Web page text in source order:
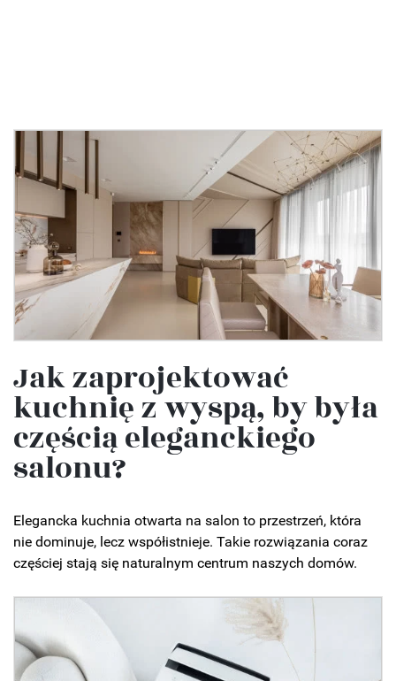
Jak zaprojektować
kuchnię z wyspą, by była
częścią eleganckiego
salonu?
Elegancka kuchnia otwarta na salon to przestrzeń, która
nie dominuje, lecz współistnieje. Takie rozwiązania coraz
częściej stają się naturalnym centrum naszych domów.